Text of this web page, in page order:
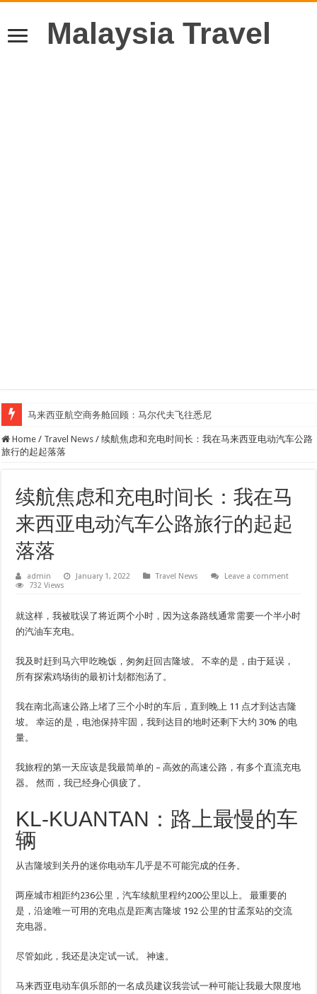
Malaysia Travel
马来西亚航空商务舱回顾：马尔代夫飞往悉尼
Home / Travel News / 续航焦虑和充电时间长：我在马来西亚电动汽车公路
旅行的起起落落
续航焦虑和充电时间长：我在马
来西亚电动汽车公路旅行的起起
落落
admin January 1, 2022 Travel News
Leave a comment
732 Views
就这样，我被耽误了将近两个小时，因为这条路线通常需要一个半小时
的汽油车充电。
我及时赶到马六甲吃晚饭，匆匆赶回吉隆坡。 不幸的是，由于延误，
所有探索鸡场街的最初计划都泡汤了。
我在南北高速公路上堵了三个小时的车后，直到晚上 11 点才到达吉隆
坡。 幸运的是，电池保持牢固，我到达目的地时还剩下大约 30% 的电
量。
我旅程的第一天应该是我最简单的 – 高效的高速公路，有多个直流充电
器。 然而，我已经身心俱疲了。
KL-KUANTAN：路上最慢的车
辆
从吉隆坡到关丹的迷你电动车几乎是不可能完成的任务。
两座城市相距约236公里，汽车续航里程约200公里以上。 最重要的
是，沿途唯一可用的充电点是距离吉隆坡 192 公里的甘孟泵站的交流
充电器。
尽管如此，我还是决定试一试。 神速。
马来西亚电动车俱乐部的一名成员建议我尝试一种可能让我最大限度地